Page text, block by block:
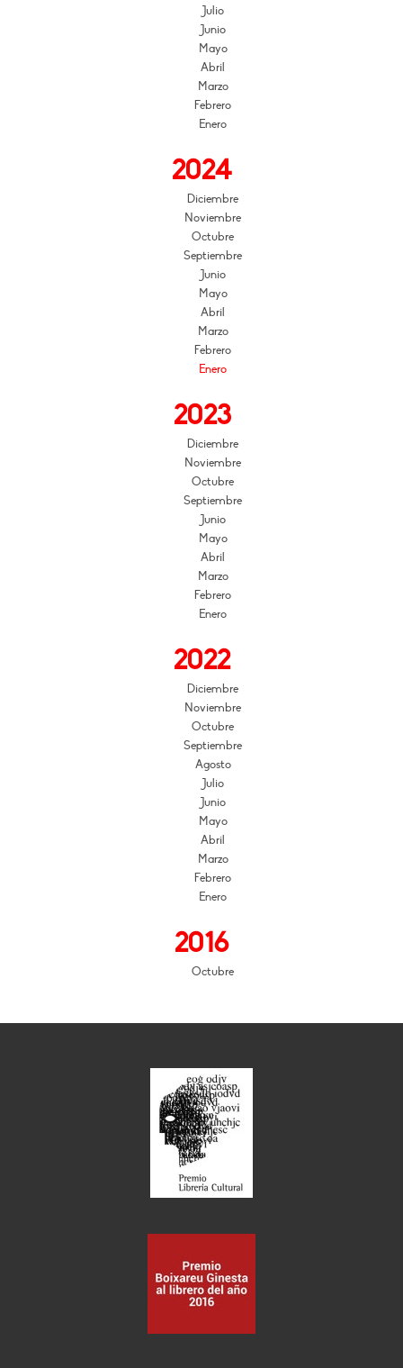
Julio
Junio
Mayo
Abril
Marzo
Febrero
Enero
2024
Diciembre
Noviembre
Octubre
Septiembre
Junio
Mayo
Abril
Marzo
Febrero
Enero
2023
Diciembre
Noviembre
Octubre
Septiembre
Junio
Mayo
Abril
Marzo
Febrero
Enero
2022
Diciembre
Noviembre
Octubre
Septiembre
Agosto
Julio
Junio
Mayo
Abril
Marzo
Febrero
Enero
2016
Octubre